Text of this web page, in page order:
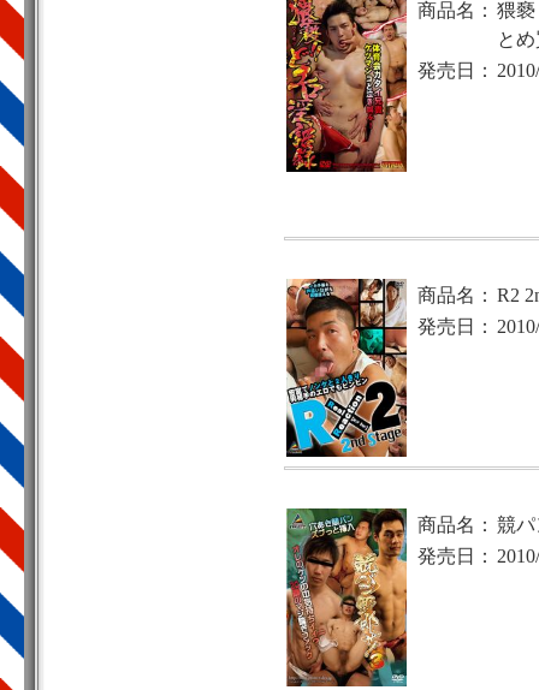
商品名： 猥
と
発売日：
商品名： R2
発売日：
商品名： 競パ
発売日：